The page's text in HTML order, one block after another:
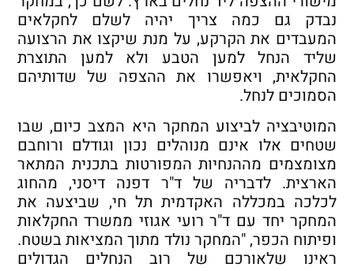
נבדק גם כמה צריך יהיה לשלם לחקלאים
המעבדים את הקרקע, על מנת שיקצו את הרצועה
שליד הנחל למען הטבע ולא למען התוצרת
החקלאית, ויאפשרו את ההצפה של שדותיהם
הסמוכים לנחל.
המוטיבציה לביצוע המחקר היא המצב כיום, שבו
שטחים אלו אינם מנוהלים נכון וגודלם ורוחבם
מצומצמים מההנחיות המפורטות בתכנית המתאר
הארצית. לדבריה של ד"ר דפנה דיסני, מהחוג
לכלכה במכללה האקדמית תל חי, שביצעה את
המחקר יחד עם ד"ר רועי אגוזי ממשרד החקלאות
ופיתוח הכפר, "המחקר נולד מתוך המציאות בשטח.
ראינו שלאורכם של רוב הנחלים הגדולים